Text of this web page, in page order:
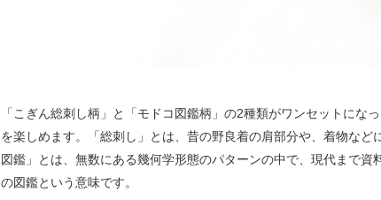
「こぎん総刺し柄」と「モドコ図鑑柄」の2種類がワンセットにな
を楽しめます。「総刺し」とは、昔の野良着の肩部分や、着物など
図鑑」とは、無数にある幾何学形態のパターンの中で、現代まで資
の図鑑という意味です。